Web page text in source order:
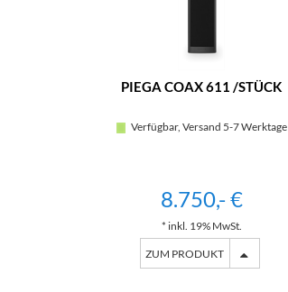
PIEGA COAX 611 /STÜCK
Verfügbar, Versand 5-7 Werktage
8.750,- €
* inkl. 19% MwSt.
ZUM PRODUKT